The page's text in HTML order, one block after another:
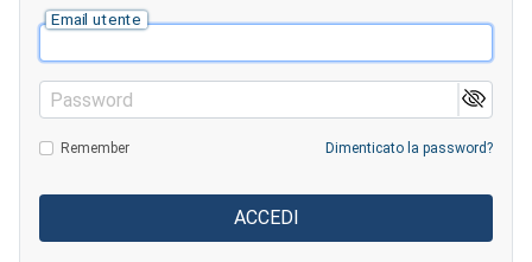
Email utente
Password
Remember Dimenticato la password?